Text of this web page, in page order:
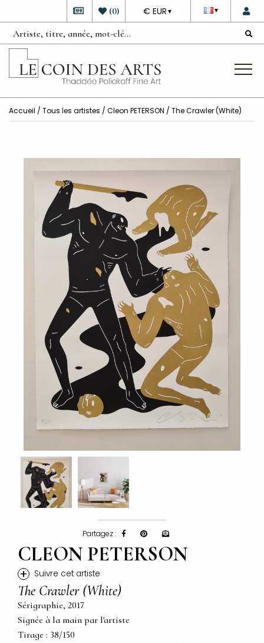
▼
DEVISE
€ EUR ▼
(0)
Accueil / Tous les artistes / Cleon PETERSON / The Crawler (White)
Partagez :
CLEON PETERSON
+ Suivre cet artiste
The Crawler (White)
Sérigraphie, 2017
Signée à la main par l'artiste
Tirage : 38/150